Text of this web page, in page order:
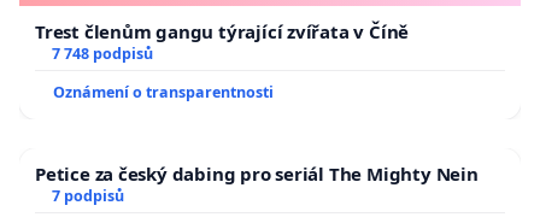
Trest členům gangu týrající zvířata v Číně
7 748 podpisů
Oznámení o transparentnosti
Petice za český dabing pro seriál The Mighty Nein
7 podpisů